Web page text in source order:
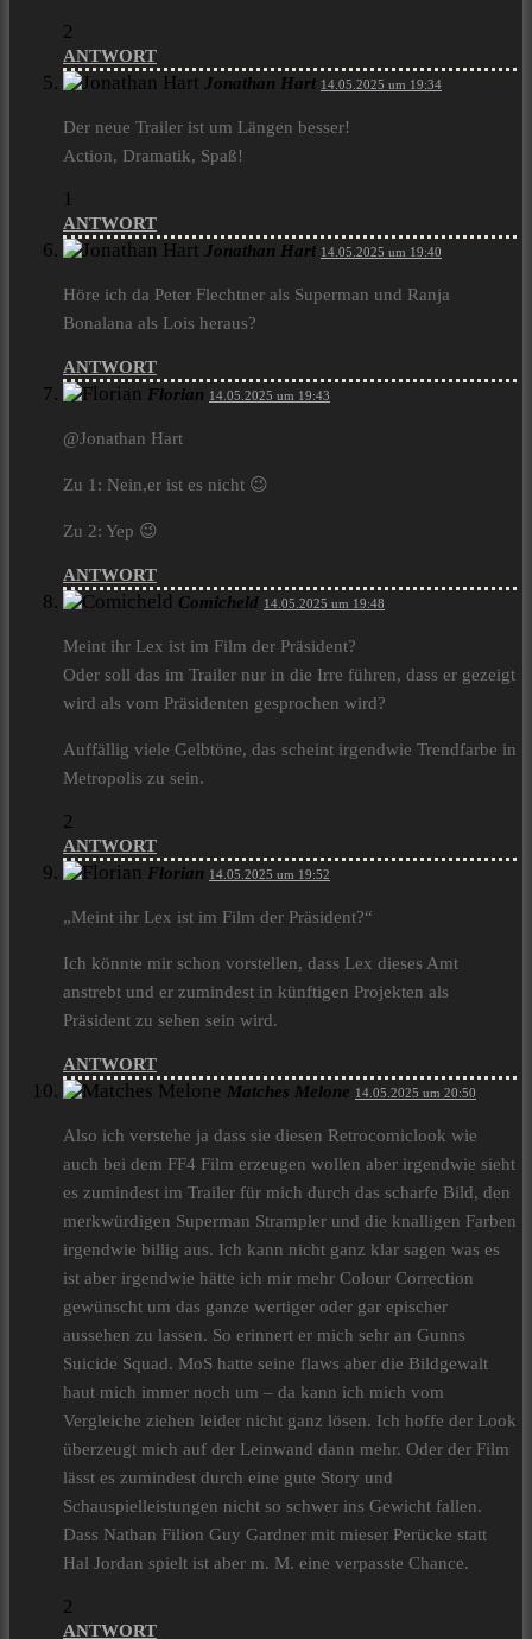
2
ANTWORT
Jonathan Hart 14.05.2025 um 19:34
Der neue Trailer ist um Längen besser!
Action, Dramatik, Spaß!
1
ANTWORT
Jonathan Hart 14.05.2025 um 19:40
Höre ich da Peter Flechtner als Superman und Ranja
Bonalana als Lois heraus?
ANTWORT
Florian 14.05.2025 um 19:43
@Jonathan Hart
Zu 1: Nein,er ist es nicht 😉
Zu 2: Yep 😉
ANTWORT
Comicheld 14.05.2025 um 19:48
Meint ihr Lex ist im Film der Präsident?
Oder soll das im Trailer nur in die Irre führen, dass er gezeigt
wird als vom Präsidenten gesprochen wird?
Auffällig viele Gelbtöne, das scheint irgendwie Trendfarbe in
Metropolis zu sein.
2
ANTWORT
Florian 14.05.2025 um 19:52
„Meint ihr Lex ist im Film der Präsident?“
Ich könnte mir schon vorstellen, dass Lex dieses Amt
anstrebt und er zumindest in künftigen Projekten als
Präsident zu sehen sein wird.
ANTWORT
Matches Melone 14.05.2025 um 20:50
Also ich verstehe ja dass sie diesen Retrocomiclook wie
auch bei dem FF4 Film erzeugen wollen aber irgendwie sieht
es zumindest im Trailer für mich durch das scharfe Bild, den
merkwürdigen Superman Strampler und die knalligen Farben
irgendwie billig aus. Ich kann nicht ganz klar sagen was es
ist aber irgendwie hätte ich mir mehr Colour Correction
gewünscht um das ganze wertiger oder gar epischer
aussehen zu lassen. So erinnert er mich sehr an Gunns
Suicide Squad. MoS hatte seine flaws aber die Bildgewalt
haut mich immer noch um – da kann ich mich vom
Vergleiche ziehen leider nicht ganz lösen. Ich hoffe der Look
überzeugt mich auf der Leinwand dann mehr. Oder der Film
lässt es zumindest durch eine gute Story und
Schauspielleistungen nicht so schwer ins Gewicht fallen.
Dass Nathan Filion Guy Gardner mit mieser Perücke statt
Hal Jordan spielt ist aber m. M. eine verpasste Chance.
2
ANTWORT